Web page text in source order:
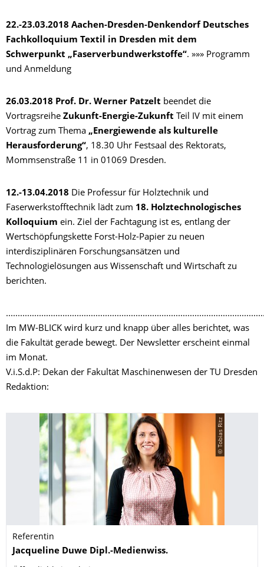
22.-23.03.2018 Aachen-Dresden-Denkendorf Deutsches
Fachkolloquium Textil in Dresden mit dem
Schwerpunkt „Faserverbundwerkstoffe“. »»» Programm
und Anmeldung
26.03.2018 Prof. Dr. Werner Patzelt beendet die
Vortragsreihe Zukunft-Energie-Zukunft Teil IV mit einem
Vortrag zum Thema „Energiewende als kulturelle
Herausforderung“, 18.30 Uhr Festsaal des Rektorats,
Mommsenstraße 11 in 01069 Dresden.
12.-13.04.2018 Die Professur für Holztechnik und
Faserwerkstofftechnik lädt zum 18. Holztechnologisches
Kolloquium ein. Ziel der Fachtagung ist es, entlang der
Wertschöpfungskette Forst-Holz-Papier zu neuen
interdisziplinären Forschungsansätzen und
Technologielösungen aus Wissenschaft und Wirtschaft zu
berichten.
Im MW-BLICK wird kurz und knapp über alles berichtet, was
die Fakultät gerade bewegt. Der Newsletter erscheint einmal
im Monat.
V.i.S.d.P: Dekan der Fakultät Maschinenwesen der TU Dresden
Redaktion:
© Tobias Ritz
Referentin
Name
Jacqueline Duwe Dipl.-Medienwiss.